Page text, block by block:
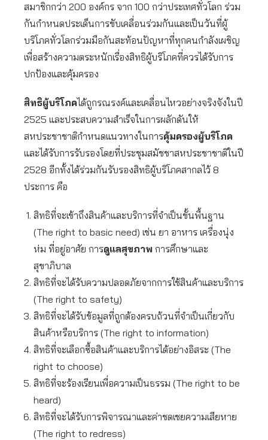
สมาชิกกว่า 200 องค์กร จาก 100 กว่าประเทศทั่วโลก ร่วม
กันกำหนดประเด็นการขับเคลื่อนร่วมกันและเป็นวันที่ผู้
บริโภคทั่วโลกร่วมมือกันสะท้อนปัญหาที่ทุกคนกำลังเผชิญ
เพื่อสร้างความตระหนักเรื่องสิทธิผู้บริโภคที่ควรได้รับการ
ปกป้องและคุ้มครอง
สิทธิผู้บริโภคได้ถูกรณรงค์และเคลื่อนไหวอย่างจริงจังในปี
2525 และประสบความสำเร็จในการผลักดันให้
สหประชาชาติกำหนดแนวทางในการคุ้มครองผู้บริโภค
และได้รับการรับรองโดยที่ประชุมสมัชชาสหประชาชาติในปี
2528 อีกทั้งได้ร่วมกันรับรองสิทธิผู้บริโภคสากลไว้ 8
ประการ คือ
สิทธิที่จะเข้าถึงสินค้าและบริการที่จำเป็นขั้นพื้นฐาน
(The right to basic need) เช่น ยา อาหาร เครื่องนุ่ง
ห่ม ที่อยู่อาศัย การดูแลสุขภาพ การศึกษาและ
สุขาภิบาล
สิทธิที่จะได้รับความปลอดภัยจากการใช้สินค้าและบริการ
(The right to safety)
สิทธิที่จะได้รับข้อมูลที่ถูกต้องครบถ้วนที่จำเป็นเกี่ยวกับ
สินค้าหรือบริการ (The right to information)
สิทธิที่จะเลือกซื้อสินค้าและบริการได้อย่างอิสระ (The
right to choose)
สิทธิที่จะร้องเรียนเพื่อความเป็นธรรม (The right to be
heard)
สิทธิที่จะได้รับการพิจารณาและค่าชดเชยความเสียหาย
(The right to redress)